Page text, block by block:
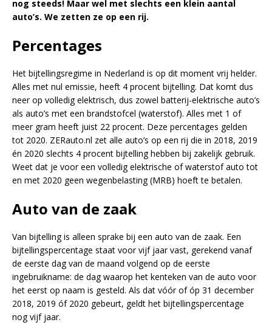
nog steeds! Maar wel met slechts een klein aantal
auto’s. We zetten ze op een rij.
Percentages
Het bijtellingsregime in Nederland is op dit moment vrij helder.
Alles met nul emissie, heeft 4 procent bijtelling. Dat komt dus
neer op volledig elektrisch, dus zowel batterij-elektrische auto’s
als auto’s met een brandstofcel (waterstof). Alles met 1 of
meer gram heeft juist 22 procent. Deze percentages gelden
tot 2020. ZERauto.nl zet alle auto’s op een rij die in 2018, 2019
én 2020 slechts 4 procent bijtelling hebben bij zakelijk gebruik.
Weet dat je voor een volledig elektrische of waterstof auto tot
en met 2020 geen wegenbelasting (MRB) hoeft te betalen.
Auto van de zaak
Van bijtelling is alleen sprake bij een auto van de zaak. Een
bijtellingspercentage staat voor vijf jaar vast, gerekend vanaf
de eerste dag van de maand volgend op de eerste
ingebruikname: de dag waarop het kenteken van de auto voor
het eerst op naam is gesteld. Als dat vóór of óp 31 december
2018, 2019 óf 2020 gebeurt, geldt het bijtellingspercentage
nog vijf jaar.